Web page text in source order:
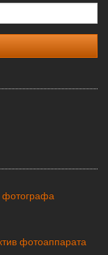
фотографа
фотоаппарата